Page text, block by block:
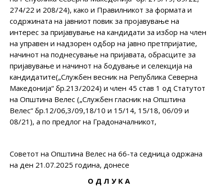
274/22 и 208/24), како и Правилникот за формата и
содржината на јавниот повик за пројавување на
интерес за пријавување на кандидати за избор на член
на управен и надзорен одбор на јавно претпријатие,
начинот на поднесување на пријавата, обрасците за
пријавување и начинот на бодување и селекција на
кандидатите(„Службен весник на Република Северна
Македонија“ бр.213/2024) и член 45 став 1 од Статутот
на Општина Велес („Службен гласник на Општина
Велес“ бр.12/06,3/09,18/10 и 15/14, 15/18, 06/09 и
08/21), а по предлог на Градоначалникот,
Советот на Општина Велес на 66-та седница одржана
на ден 21.07.2025 година, донесе
О Д Л У К А